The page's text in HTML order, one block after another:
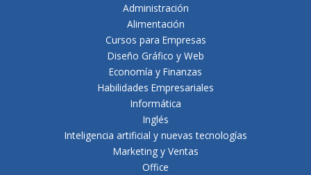
Administración
Alimentación
Cursos para Empresas
Diseño Gráfico y Web
Economía y Finanzas
Habilidades Empresariales
Informática
Inglés
Inteligencia artificial y nuevas tecnologías
Marketing y Ventas
Office